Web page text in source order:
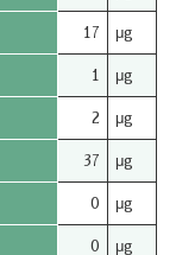
17 μg
1 μg
2 μg
37 μg
0 μg
0 μg